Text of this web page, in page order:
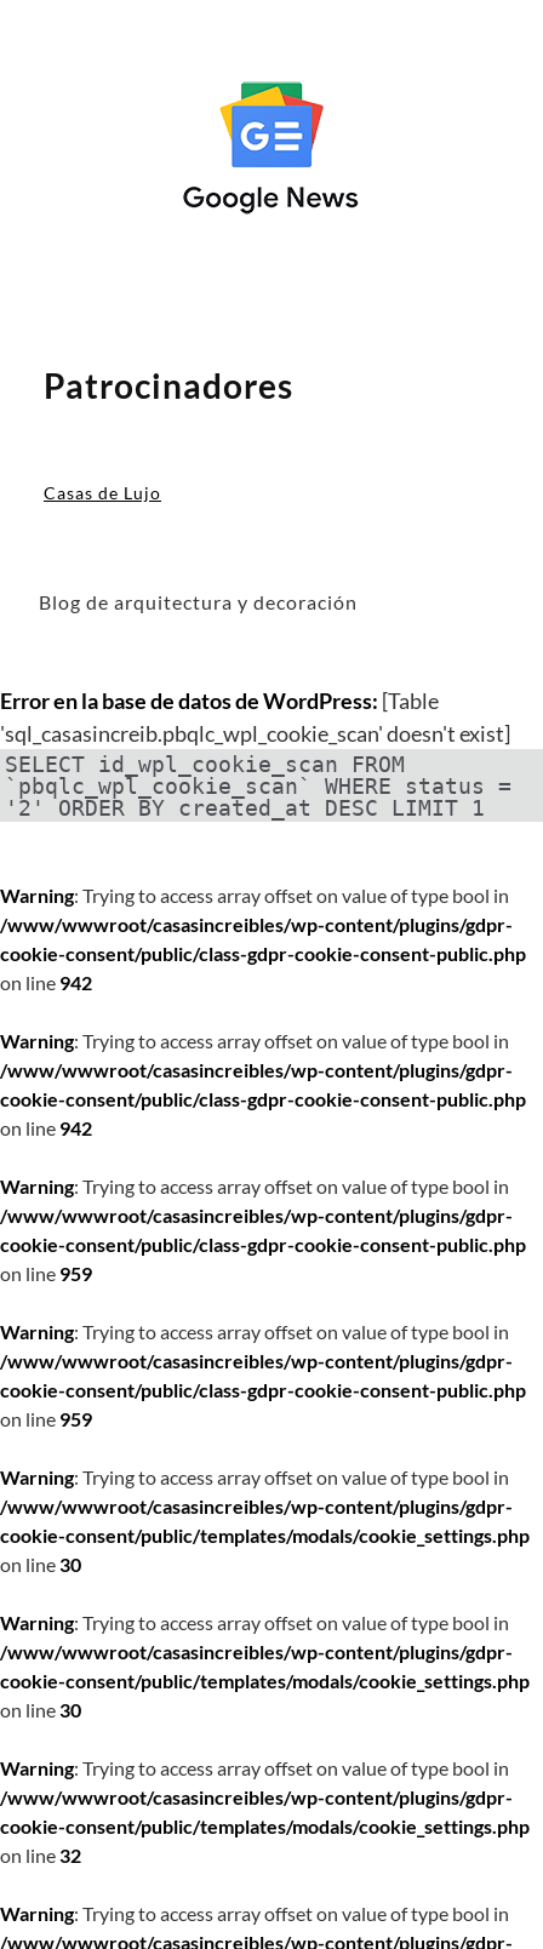
Patrocinadores
Casas de Lujo
Blog de arquitectura y decoración
Error en la base de datos de WordPress: [Table
'sql_casasincreib.pbqlc_wpl_cookie_scan' doesn't exist]
SELECT id_wpl_cookie_scan FROM
`pbqlc_wpl_cookie_scan` WHERE status =
'2' ORDER BY created_at DESC LIMIT 1
Warning: Trying to access array offset on value of type bool in
/www/wwwroot/casasincreibles/wp-content/plugins/gdpr-
cookie-consent/public/class-gdpr-cookie-consent-public.php
on line 942
Warning: Trying to access array offset on value of type bool in
/www/wwwroot/casasincreibles/wp-content/plugins/gdpr-
cookie-consent/public/class-gdpr-cookie-consent-public.php
on line 942
Warning: Trying to access array offset on value of type bool in
/www/wwwroot/casasincreibles/wp-content/plugins/gdpr-
cookie-consent/public/class-gdpr-cookie-consent-public.php
on line 959
Warning: Trying to access array offset on value of type bool in
/www/wwwroot/casasincreibles/wp-content/plugins/gdpr-
cookie-consent/public/class-gdpr-cookie-consent-public.php
on line 959
Warning: Trying to access array offset on value of type bool in
/www/wwwroot/casasincreibles/wp-content/plugins/gdpr-
cookie-consent/public/templates/modals/cookie_settings.php
on line30
Warning: Trying to access array offset on value of type bool in
/www/wwwroot/casasincreibles/wp-content/plugins/gdpr-
cookie-consent/public/templates/modals/cookie_settings.php
on line30
Warning: Trying to access array offset on value of type bool in
/www/wwwroot/casasincreibles/wp-content/plugins/gdpr-
cookie-consent/public/templates/modals/cookie_settings.php
on line32
Warning: Trying to access array offset on value of type bool in
/www/wwwroot/casasincreibles/wp-content/plugins/gdpr-